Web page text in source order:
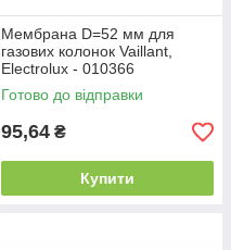
Мембрана D=52 мм для
газових колонок Vaillant,
Electrolux - 010366
Готово до відправки
95,64 ₴
Купити